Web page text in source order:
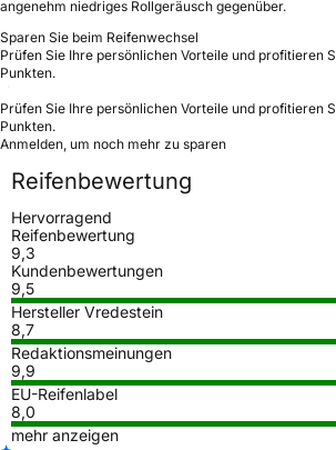
angenehm niedriges Rollgeräusch gegenüber.
Sparen Sie beim Reifenwechsel
Prüfen Sie Ihre persönlichen Vorteile und profitieren
Punkten.
Prüfen Sie Ihre persönlichen Vorteile und profitieren
Punkten.
Anmelden, um noch mehr zu sparen
Reifenbewertung
Hervorragend
Reifenbewertung
9,3
Kundenbewertungen
9,5
Hersteller Vredestein
8,7
Redaktionsmeinungen
9,9
EU-Reifenlabel
8,0
mehr anzeigen